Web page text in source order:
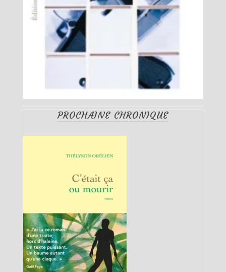
PROCHAINE CHRONIQUE